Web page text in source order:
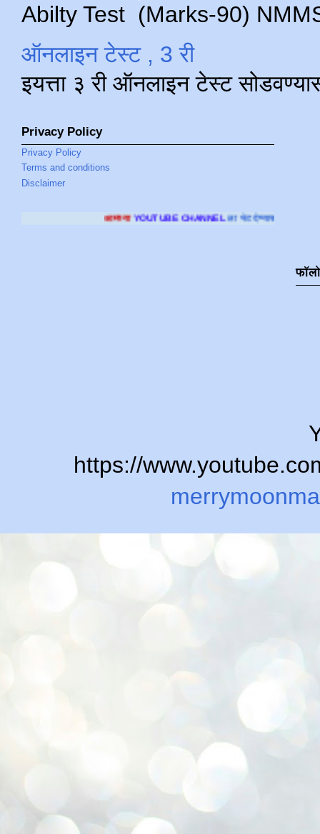
Abilty Test (Marks-90) NMMS
ऑनलाइन टेस्ट , 3 री
इयत्ता ३ री ऑनलाइन टेस्ट
Privacy Policy
Privacy Policy
Terms and conditions
Disclaimer
YOUTUBE CHANNELला भेट देण्यासाठी क्लिक करा.
https://